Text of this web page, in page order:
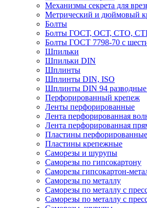
Механизмы секрета для
Метрический и дюймовый
Болты
Болты ГОСТ, ОСТ, СТО,
Болты ГОСТ 7798-70 с
Шпильки
Шпильки DIN
Шплинты
Шплинты DIN, ISO
Шплинты DIN 94
Перфорированный крепеж
Ленты перфорированные
Лента перфорированная
Лента перфорированная
Пластины перфорированные
Пластины крепежные
Саморезы и шурупы
Саморезы по гипсокартону
Саморезы гипсокартон-
Саморезы по металлу
Саморезы по металлу с
Саморезы по металлу с